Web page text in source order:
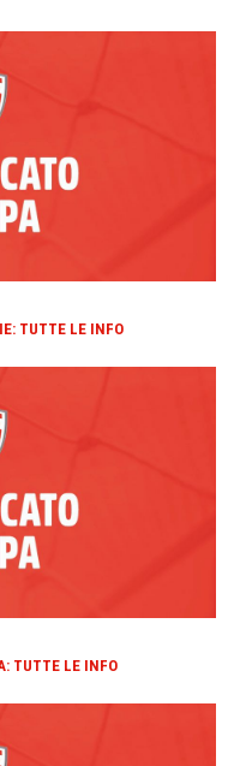
TUTTE LE INFO
TUTTE LE INFO